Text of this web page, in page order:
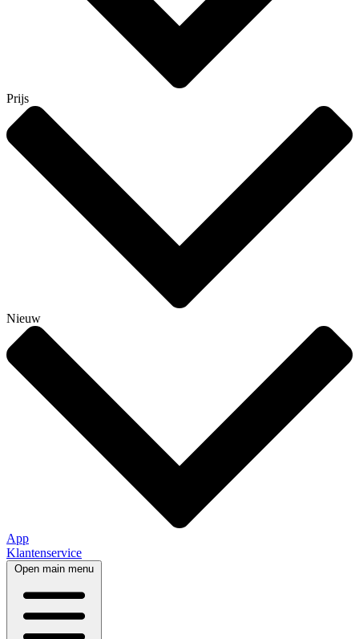
Prijs
Nieuw
App
Klantenservice
Open main menu